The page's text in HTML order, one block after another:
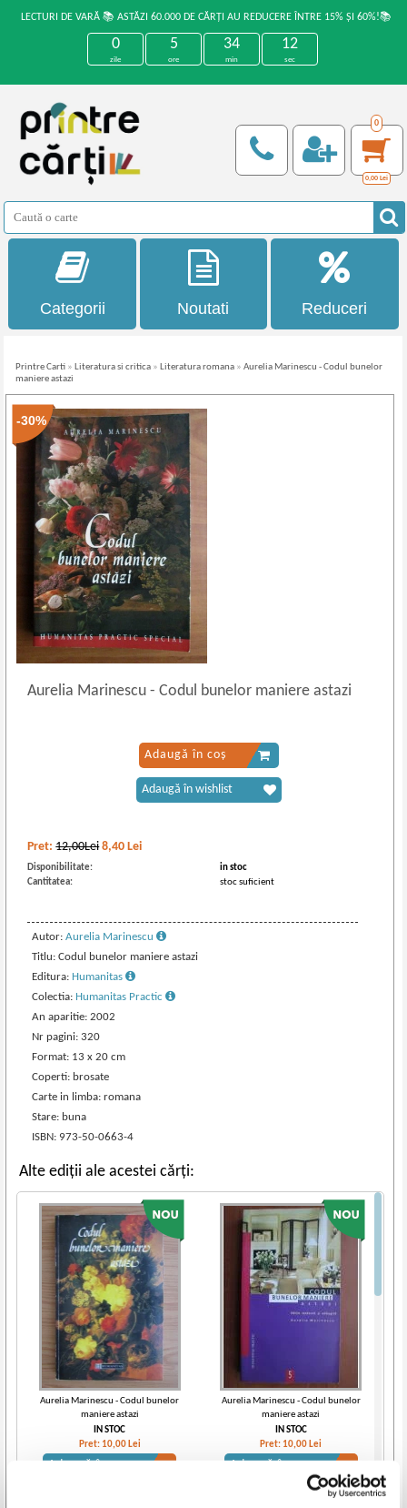
LECTURI DE VARĂ 📚 ASTĂZI 60.000 DE CĂRȚI AU REDUCERE ÎNTRE 15% ȘI 60%!📚
0
zile
5
ore
34
min
12
sec
0
0,00 Lei
Categorii Noutati Reduceri
Printre Carti » Literatura si critica » Literatura romana »Aurelia Marinescu - Codul bunelor
maniere astazi
-30%
Aurelia Marinescu- Codul bunelor maniere astazi
Pret:12,00Lei 8,40 Lei
Disponibilitate:
in stoc
Cantitatea:
stoc suficient
Autor:Aurelia Marinescu
Titlu: Codul bunelor maniere astazi
Editura: Humanitas
Colectia: Humanitas Practic
An aparitie: 2002
Nr pagini: 320
Format: 13 x 20 cm
Coperti: brosate
Carte in limba: romana
Stare: buna
ISBN: 973-50-0663-4
Adaugă în coș
Adaugă în wishlist
Alte ediții ale acestei cărți:
Aurelia Marinescu - Codul bunelor
maniere astazi
IN STOC
Pret: 10,00 Lei
Adaugă în coș
Aurelia Marinescu - Codul bunelor
maniere astazi
IN STOC
Pret: 10,00 Lei
Adaugă în coș